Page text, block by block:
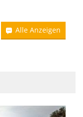
Alle Anzeigen